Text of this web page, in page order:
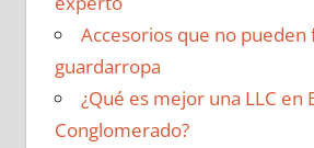
Accesorios que no pueden
guardarropa
¿Qué es mejor una LLC en
Conglomerado?